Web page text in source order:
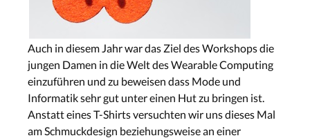
Auch in diesem Jahr war das Ziel des Workshops die
jungen Damen in die Welt des Wearable Computing
einzuführen und zu beweisen dass Mode und
Informatik sehr gut unter einen Hut zu bringen ist.
Anstatt eines T-Shirts versuchten wir uns dieses Mal
am Schmuckdesign beziehungsweise an einer